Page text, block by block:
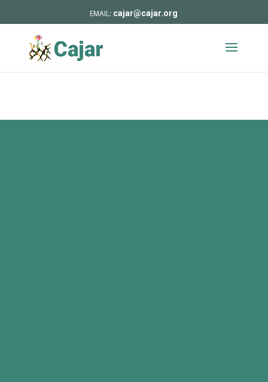
cajar@cajar.org